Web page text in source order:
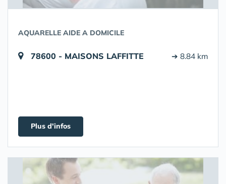
AQUARELLE AIDE A DOMICILE
78600 - MAISONS LAFFITTE ➔ 8.84 km
Plus d'infos